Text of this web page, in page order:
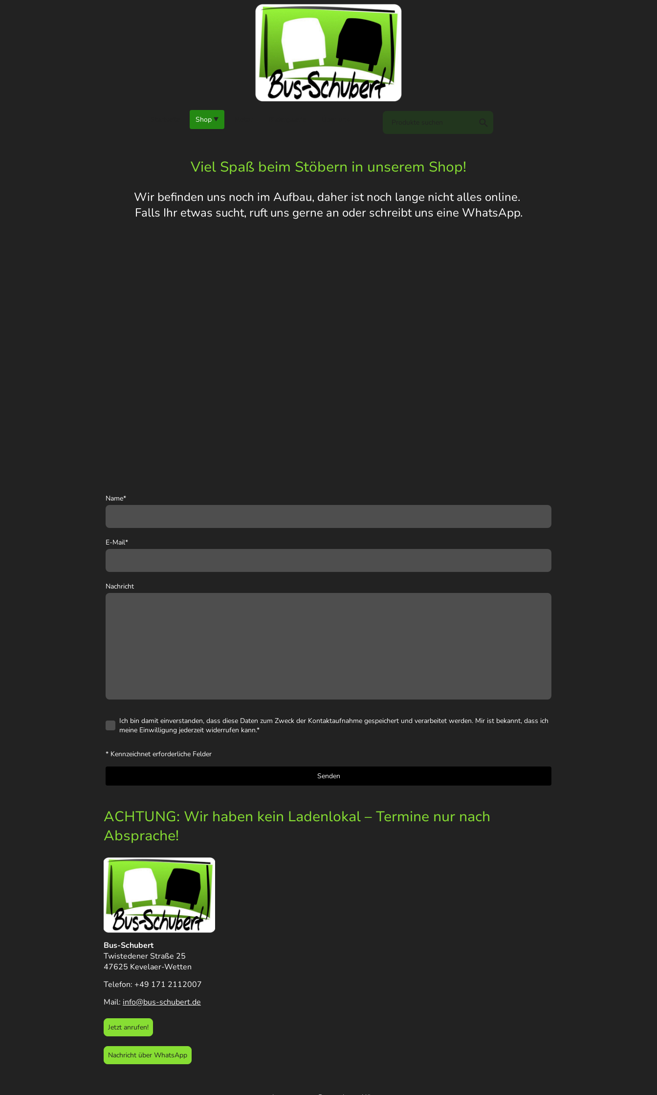
Shop
Viel Spaß beim Stöbern in unserem Shop!
Wir befinden uns noch im Aufbau, daher ist noch lange nicht alles online.
Falls Ihr etwas sucht, ruft uns gerne an oder schreibt uns eine WhatsApp.
Name*
E-Mail*
Nachricht
Ich bin damit einverstanden, dass diese Daten zum Zweck der Kontaktaufnahme gespeichert und verarbeitet werden. Mir ist bekannt, dass ich
meine Einwilligung jederzeit widerrufen kann.*
* Kennzeichnet erforderliche Felder
Senden
ACHTUNG: Wir haben kein Ladenlokal – Termine nur nach
Absprache!
Bus-Schubert
Twistedener Straße 25
47625 Kevelaer-Wetten
Telefon: +49 171 2112007
Mail: info@bus-schubert.de
Jetzt anrufen!
Nachricht über WhatsApp